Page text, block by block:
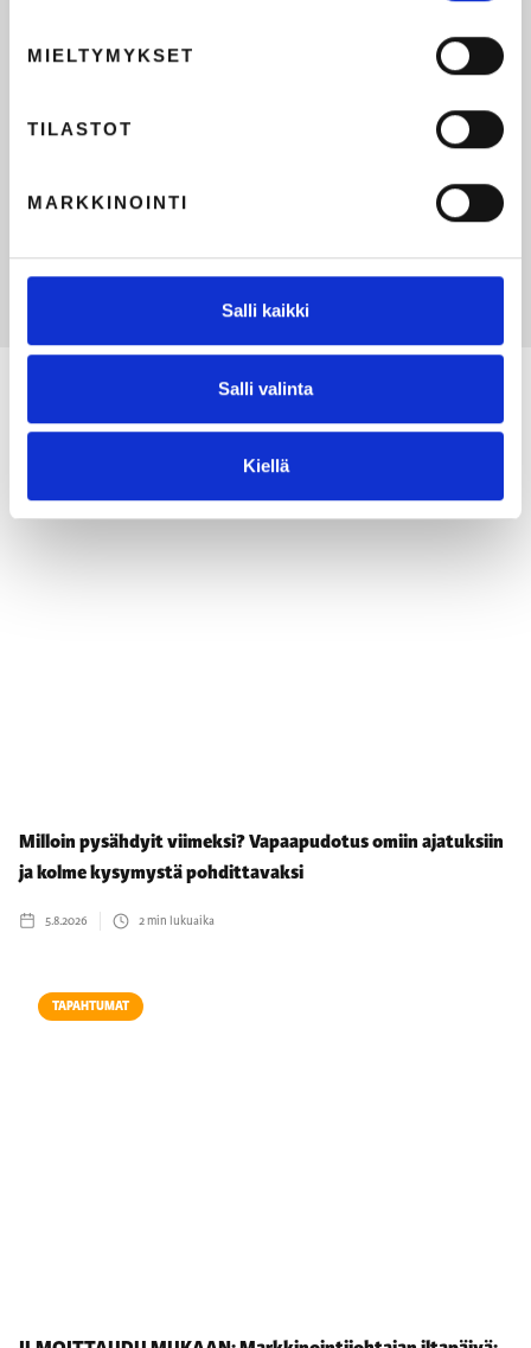
MIELTYMYKSET
TILASTOT
MARKKINOINTI
Salli kaikki
Salli valinta
Kiellä
Lisää asiaa markkinoinnista
BLOGIT
Milloin pysähdyit viimeksi? Vapaapudotus omiin ajatuksiin
ja kolme kysymystä pohdittavaksi
5.8.2026 2min lukuaika
TAPAHTUMAT